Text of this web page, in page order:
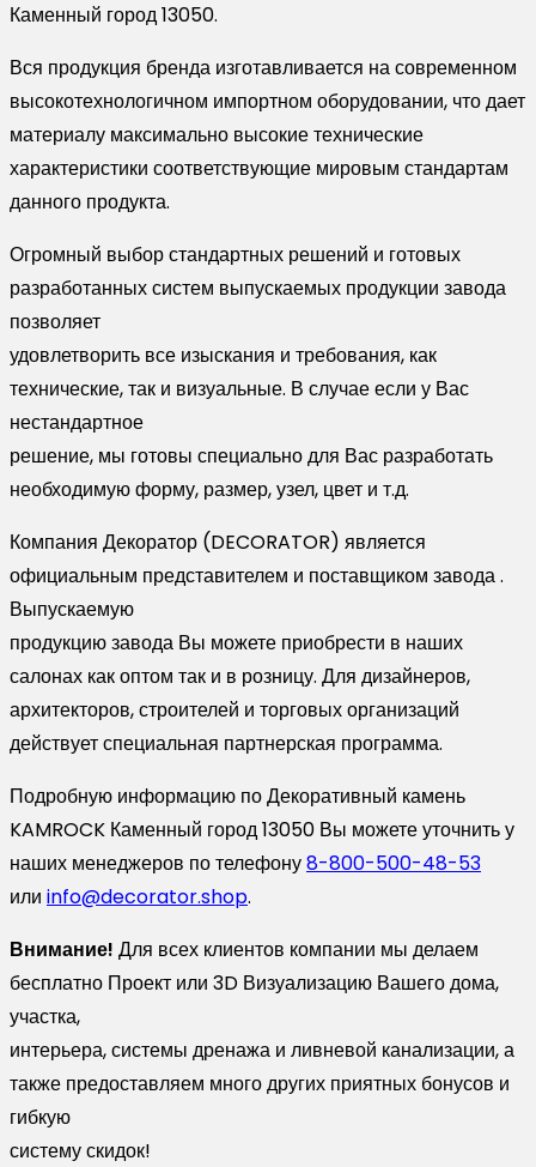
Каменный город 13050.
Вся продукция бренда изготавливается на современном
высокотехнологичном импортном оборудовании, что дает
материалу максимально высокие технические
характеристики соответствующие мировым стандартам
данного продукта.
Огромный выбор стандартных решений и готовых
разработанных систем выпускаемых продукции завода
позволяет
удовлетворить все изыскания и требования, как
технические, так и визуальные. В случае если у Вас
нестандартное
решение, мы готовы специально для Вас разработать
необходимую форму, размер, узел, цвет и т.д.
Компания Декоратор (DECORATOR) является
официальным представителем и поставщиком завода .
Выпускаемую
продукцию завода Вы можете приобрести в наших
салонах как оптом так и в розницу. Для дизайнеров,
архитекторов, строителей и торговых организаций
действует специальная партнерская программа.
Подробную информацию по Декоративный камень
KAMROCK Каменный город 13050 Вы можете уточнить у
наших менеджеров по телефону8-800-500-48-53
или info@decorator.shop.
Внимание! Для всех клиентов компании мы делаем
бесплатно Проект или 3D Визуализацию Вашего дома,
участка,
интерьера, системы дренажа и ливневой канализации, а
также предоставляем много других приятных бонусов и
гибкую
систему скидок!